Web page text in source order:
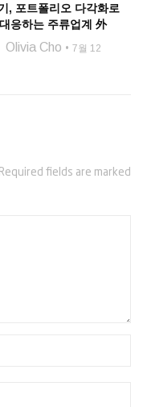
, 포트폴리오 다각화로
대응하는 주류업계 外
Olivia Cho 7월 12
fields are marked